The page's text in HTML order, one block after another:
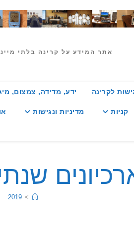
אתר המידע על קרינה בלתי
לקרינה ידע, מדידה, צמצום,
קניות מדיניות ונגישות
שנתיים:
>
2019